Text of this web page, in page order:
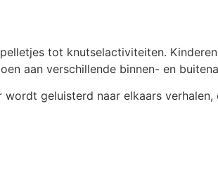
tot knutselactiviteiten.
aan verschillende binnen- en
geluisterd naar elkaars